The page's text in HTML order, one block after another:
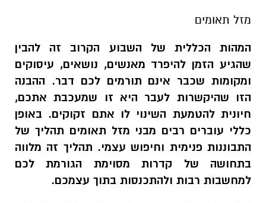
מזל תאומים
המהות הכללית של השבוע הקרוב זה להבין
שהגיע הזמן להיפרד מאנשים, נושאים, עיסוקים
ומקומות שכבר אינם תורמים לכם דבר. ההבנה
הזו שהיקשרות לעבר היא זו שמעכבת אתכם,
חיונית להטמעת השינוי לו אתם זקוקים. באופן
כללי עוברים רבים מבני מזל תאומים תהליך של
התבוננות פנימית וחיפוש עצמי. תהליך זה מלווה
בתחושה של קדרות מסוימת הגורמת לכם
למחשבות רבות ולהתכנסות בתוך עצמכם.